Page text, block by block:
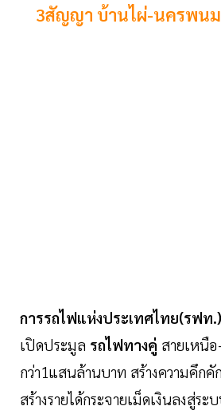
3สัญญา บ้านไผ่-นครพน
การรถไฟแห่งประเทศไทย(รฟท.)
เปิดประมูล รถไฟทางคู่ สายเหนือ
กว่า1แสนล้านบาท สร้างความคึก
สร้างรายได้กระจายเม็ดเงินลงสู่ร